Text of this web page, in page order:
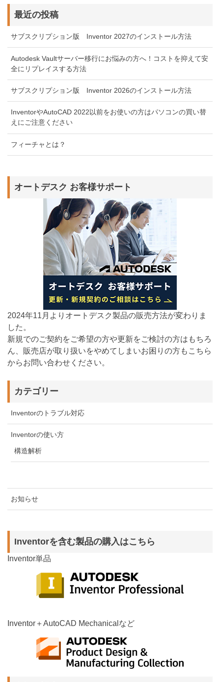
最近の投稿
サブスクリプション版 Inventor 2027のインストール方法
Autodesk Vaultサーバー移行にお悩みの方へ！コストを抑えて安
全にリプレイスする方法
サブスクリプション版 Inventor 2026のインストール方法
InventorやAutoCAD 2022以前をお使いの方はパソコンの買い替
えにご注意ください
フィーチャとは？
オートデスク お客様サポート
2024年11月よりオートデスク製品の販売方法が変わりま
した。
新規でのご契約をご希望の方や更新をご検討の方はもちろ
ん、販売店が取り扱いをやめてしまいお困りの方もこちら
からお問い合わせください。
カテゴリー
Inventorのトラブル対応
Inventorの使い方
構造解析
お知らせ
Inventorを含む製品の購入はこちら
Inventor単品
Inventor＋AutoCAD Mechanicalなど